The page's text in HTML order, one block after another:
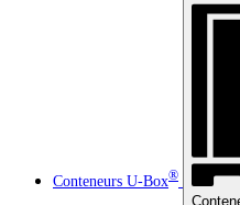
Conteneurs U-Box®